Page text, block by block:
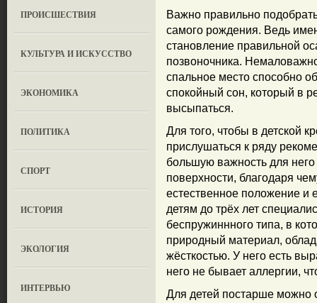
ПРОИСШЕСТВИЯ
КУЛЬТУРА И ИСКУССТВО
ЭКОНОМИКА
ПОЛИТИКА
СПОРТ
ИСТОРИЯ
ЭКОЛОГИЯ
ИНТЕРВЬЮ
Важно правильно
самого рождения. Ведь
становление правильной
позвоночника.
спальное место способно
спокойный сон, который в
высыпаться.
Для того, чтобы в детской
прислушаться к ряду
большую важность для
поверхности, благодаря
естественное положение и
детям до трёх лет
беспружиннного типа, в
природный материал,
жёсткостью. У него есть
него не бывает аллергии,
Для детей постарше можно